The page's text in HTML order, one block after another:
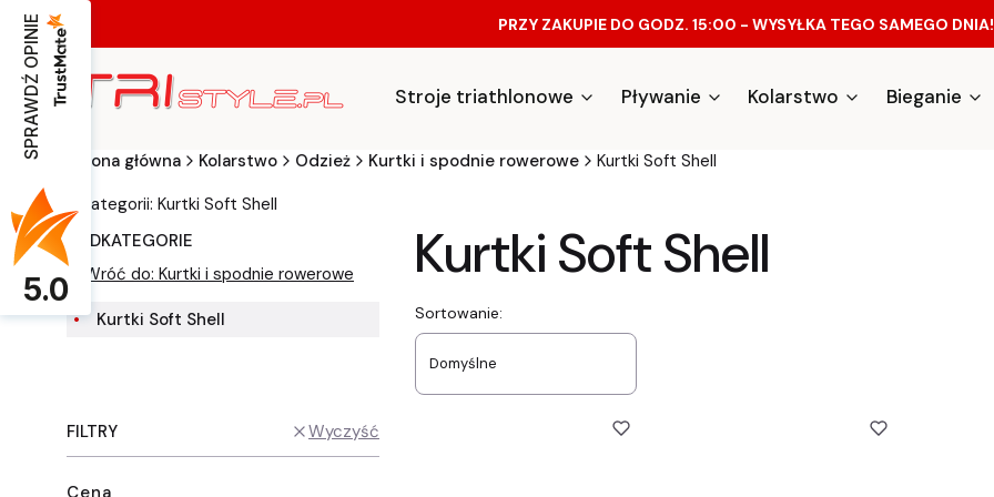
PRZY ZAKUPIE DO GODZ. 15:00 - WYSYŁKA TEGO SAMEGO DNIA!
Stroje triathlonowe Pływanie Kolarstwo Bieganie
Strona główna Kolarstwo Odzież Kurtki i spodnie rowerowe
Kurtki Soft Shell
w kategorii: Kurtki Soft Shell
PODKATEGORIE
Wróć do: Kurtki i spodnie rowerowe
Kurtki Soft Shell
FILTRY Wyczyść
Cena
Kurtki Soft Shell
Lista produktów
Sortowanie:
Domyślne
SPRAWDŹ OPINIE
5.0